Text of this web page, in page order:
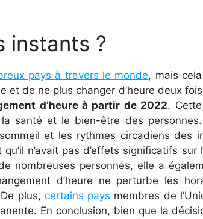
instants ?
pays à travers le monde, mais
de ne plus changer d’heure deux
d’heure à partir de 2022.
santé et le bien-être des
et les rythmes circadiens des
n’avait pas d’effets significatifs
nombreuses personnes, elle a
d’heure ne perturbe les
plus, certains pays membres de
En conclusion, bien que la